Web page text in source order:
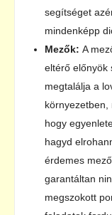
segítséget
mindenképp
Mezők: A
eltérő előnyök
megtalálja a
környezetben,
hogy
hagyd
érdemes
garantáltan
megszokott